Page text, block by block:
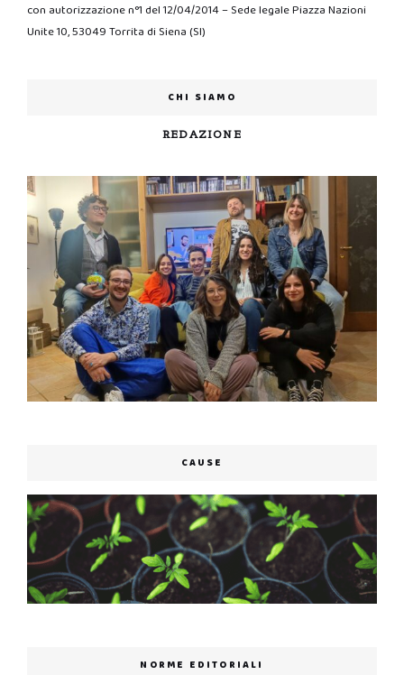
con autorizzazione n°1 del 12/04/2014 – Sede legale Piazza Nazioni
Unite 10, 53049 Torrita di Siena (SI)
CHI SIAMO
REDAZIONE
CAUSE
NORME EDITORIALI